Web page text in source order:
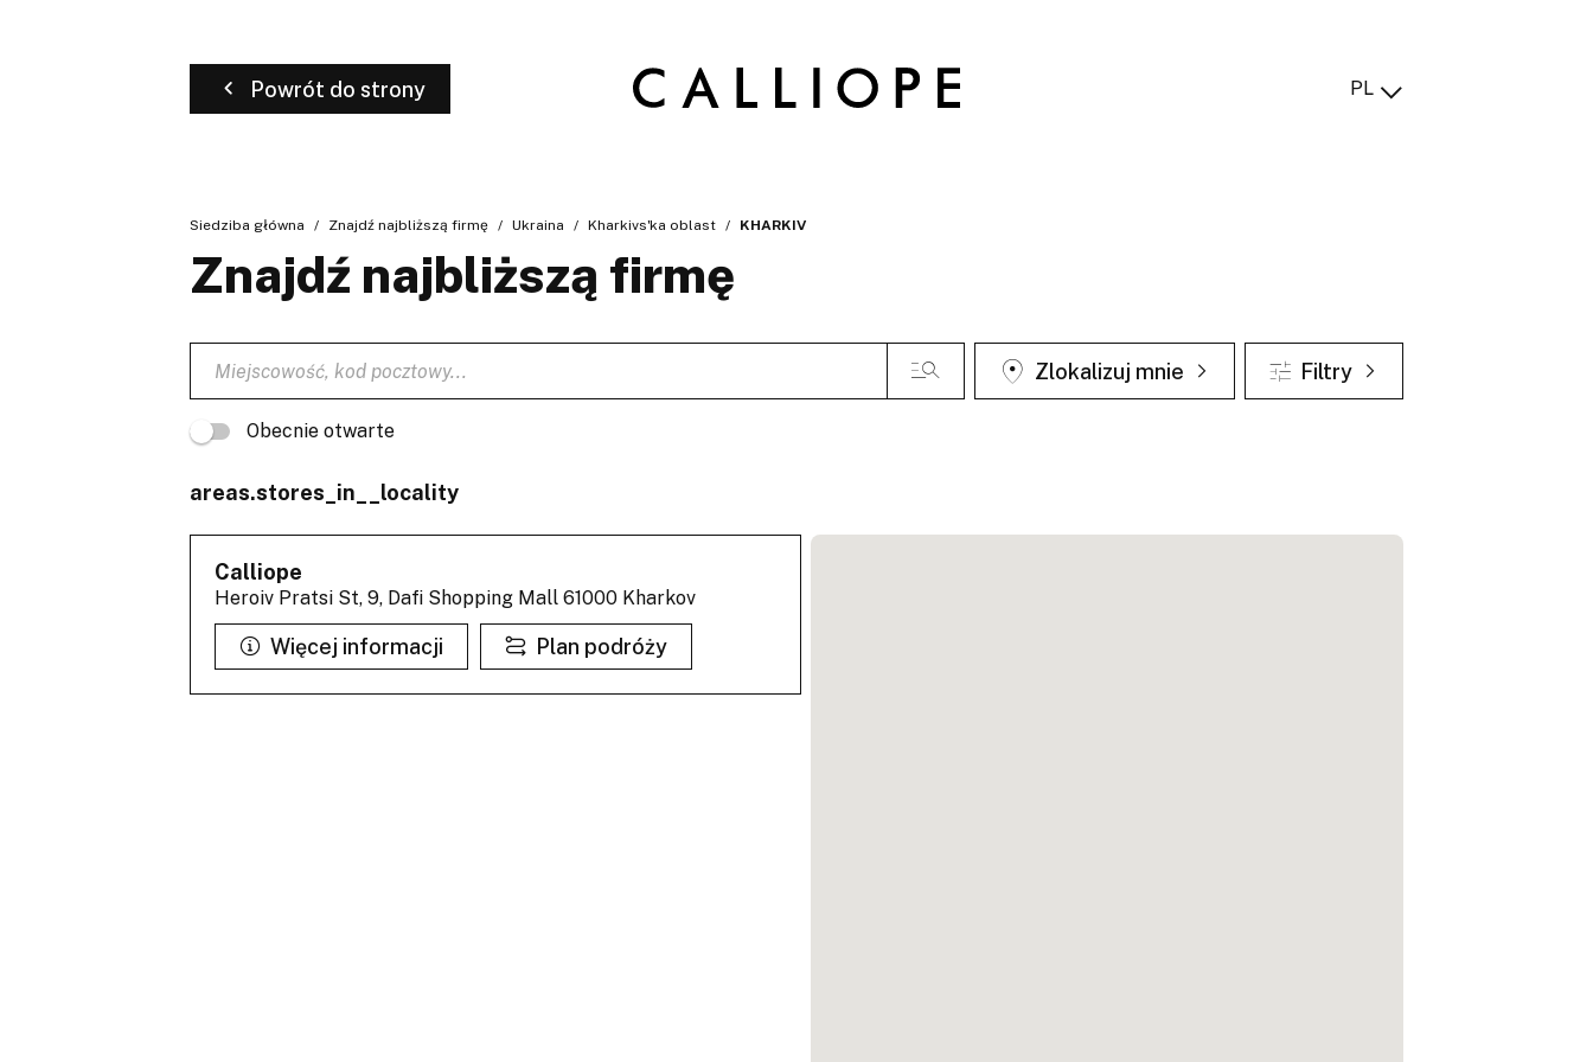
Powrót do strony PL
Siedziba główna Znajdź najbliższą firmę Ukraina Kharkivs'ka oblast KHARKIV
Znajdź najbliższą firmę
Zlokalizuj mnie Filtry
Obecnie otwarte
areas.stores_in__locality
Calliope
Heroiv Pratsi St, 9, Dafi Shopping Mall 61000 Kharkov
Więcej informacji Plan podróży